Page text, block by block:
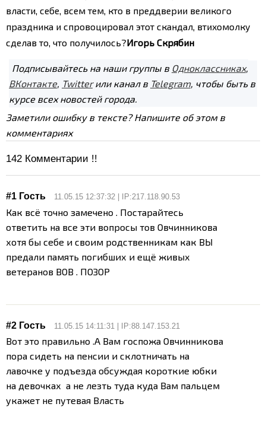
власти, себе, всем тем, кто в преддверии великого
праздника и спровоцировал этот скандал, втихомолку
сделав то, что получилось?Игорь Скрябин
Подписывайтесь на наши группы в Одноклассниках,
ВКонтакте, Twitterили канал в Telegram, чтобы быть в
курсе всех новостей города.
Заметили ошибку в тексте? Напишите об этом в
комментариях
142 Комментарии !!
#1 Гость 11.05.15 12:37:32 | IP:217.118.90.53
Как всё точно замечено . Постарайтесь
ответить на все эти вопросы тов Овчинникова
хотя бы себе и своим родственникам как ВЫ
предали память погибших и ещё живых
ветеранов ВОВ . ПОЗОР
#2 Гость 11.05.15 14:11:31 | IP:88.147.153.21
Вот это правильно .А Вам госпожа Овчинникова
пора сидеть на пенсии и склотничать на
лавочке у подъезда обсуждая короткие юбки
на девочках а не лезть туда куда Вам пальцем
укажет не путевая Власть